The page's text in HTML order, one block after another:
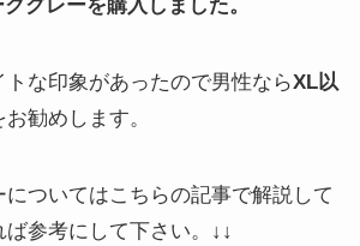
グレーを購入しました。
な印象があったので男性ならXL以
勧めします。
ついてはこちらの記事で解説して
参考にして下さい。↓↓